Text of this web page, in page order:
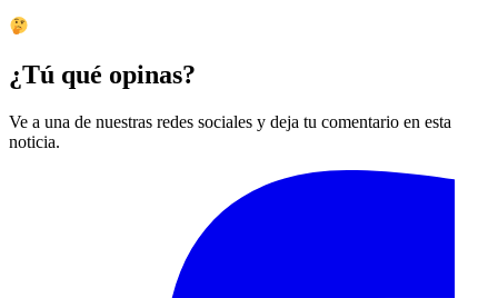
¿Tú qué opinas?
Ve a una de nuestras redes sociales y deja tu comentario en esta
noticia.